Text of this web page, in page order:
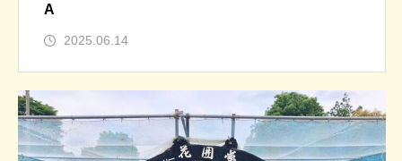
A
2025.06.14